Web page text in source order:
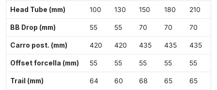
Head Tube (mm) 100 130 150 180 210
BB Drop (mm) 55 55 70 70 70
Carro post. (mm) 420 420 435 435 435
Offset forcella (mm) 55 55 55 55 55
Trail (mm) 64 60 68 65 65